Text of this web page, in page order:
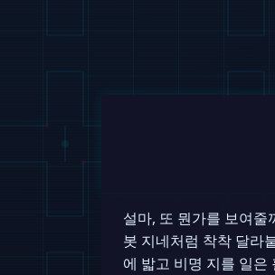
설마, 또 뭔가를 보여
봇 지네처럼 착착 달라
에 밟고 비명 지를 일은